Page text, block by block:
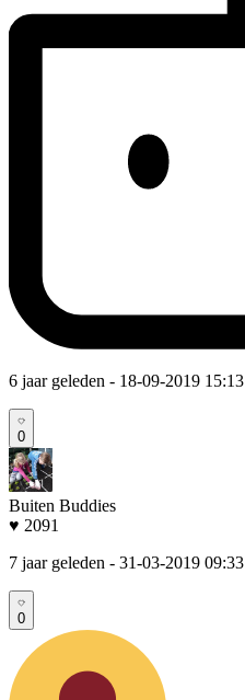
6 jaar geleden - 18-09-2019 15:13
0
Buiten Buddies
♥ 2091
7 jaar geleden - 31-03-2019 09:33
0